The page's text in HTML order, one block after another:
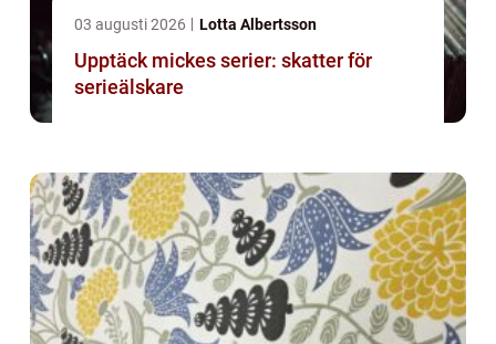
03 augusti 2026 Lotta Albertsson
Upptäck mickes serier: skatter för
serieälskare